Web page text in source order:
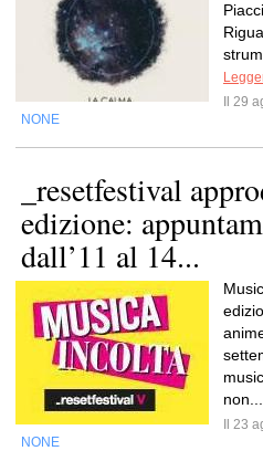
Il 29
NONE
_resetfestival
edizione:
dall’11 al 14...
non...
Il 23
NONE